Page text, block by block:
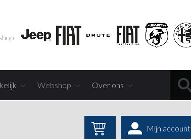
Webshop Over ons
Mijn account